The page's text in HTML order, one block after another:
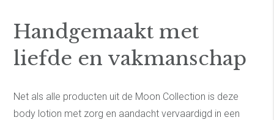
Handgemaakt met
liefde en vakmanschap
Net als alle producten uit de Moon Collection is deze
body lotion met zorg en aandacht vervaardigd in een